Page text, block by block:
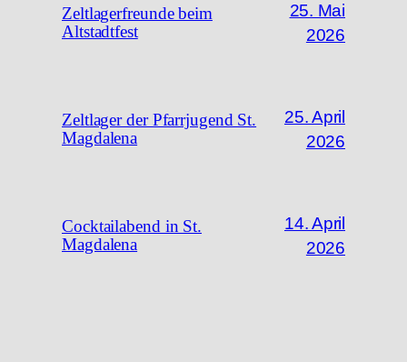
Zeltlagerfreunde beim
Altstadtfest
25. Mai
2026
Zeltlager der Pfarrjugend St.
Magdalena
25. April
2026
Cocktailabend in St.
Magdalena
14. April
2026